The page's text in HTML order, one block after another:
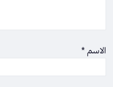
الاسم*